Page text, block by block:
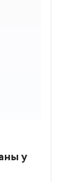
у